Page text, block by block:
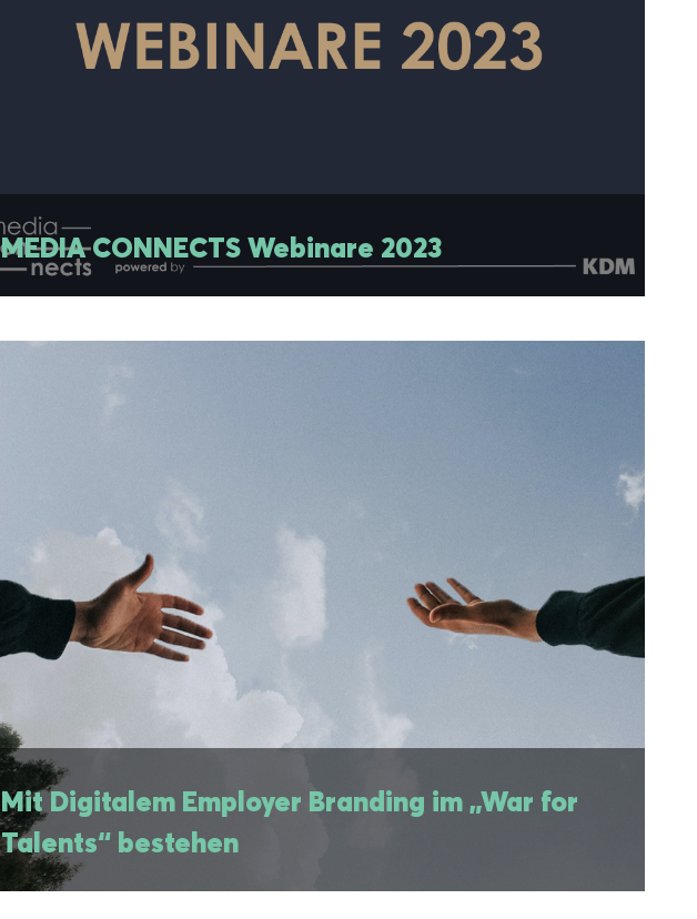
MEDIA CONNECTS Webinare 2023
MEDIA CONNECTS Webinare 2023
Mit Digitalem Employer Branding im „War for Talents“ bestehen
Mit Digitalem Employer Branding im „War for
Talents“ bestehen